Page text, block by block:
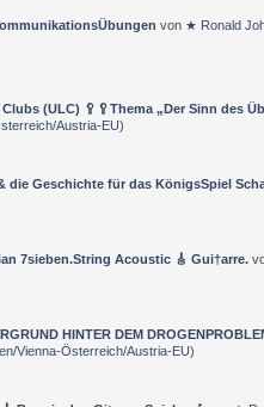
von ★ Ronald
(ULC) 🥄🥄Thema „Der Sinn des
Austria-EU)
die Geschichte für das KönigsSpiel
7sieben.String Acoustic 🎸 Gui†arre.
HINTER DEM
Vienna-Österreich/Austria-EU)